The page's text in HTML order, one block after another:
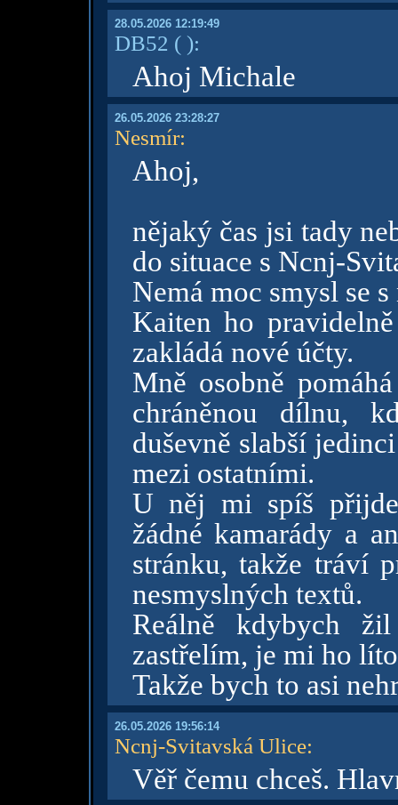
28.05.2026 12:19:49
DB52 ( ):
Ahoj Michale
26.05.2026 23:28:27
Nesmír:
Ahoj,
nějaký čas jsi tady
do situace s Ncnj-
Nemá moc smysl se
Kaiten ho
zakládá nové účty.
Mně osobně
chráněnou dílnu,
duševně slabší
mezi ostatními.
U něj mi spíš
žádné kamarády a
stránku, takže tráví
nesmyslných textů.
Reálně kdybych
zastřelím, je mi ho
Takže bych to asi
26.05.2026 19:56:14
Ncnj-Svitavská Ulice:
Věř čemu chceš.